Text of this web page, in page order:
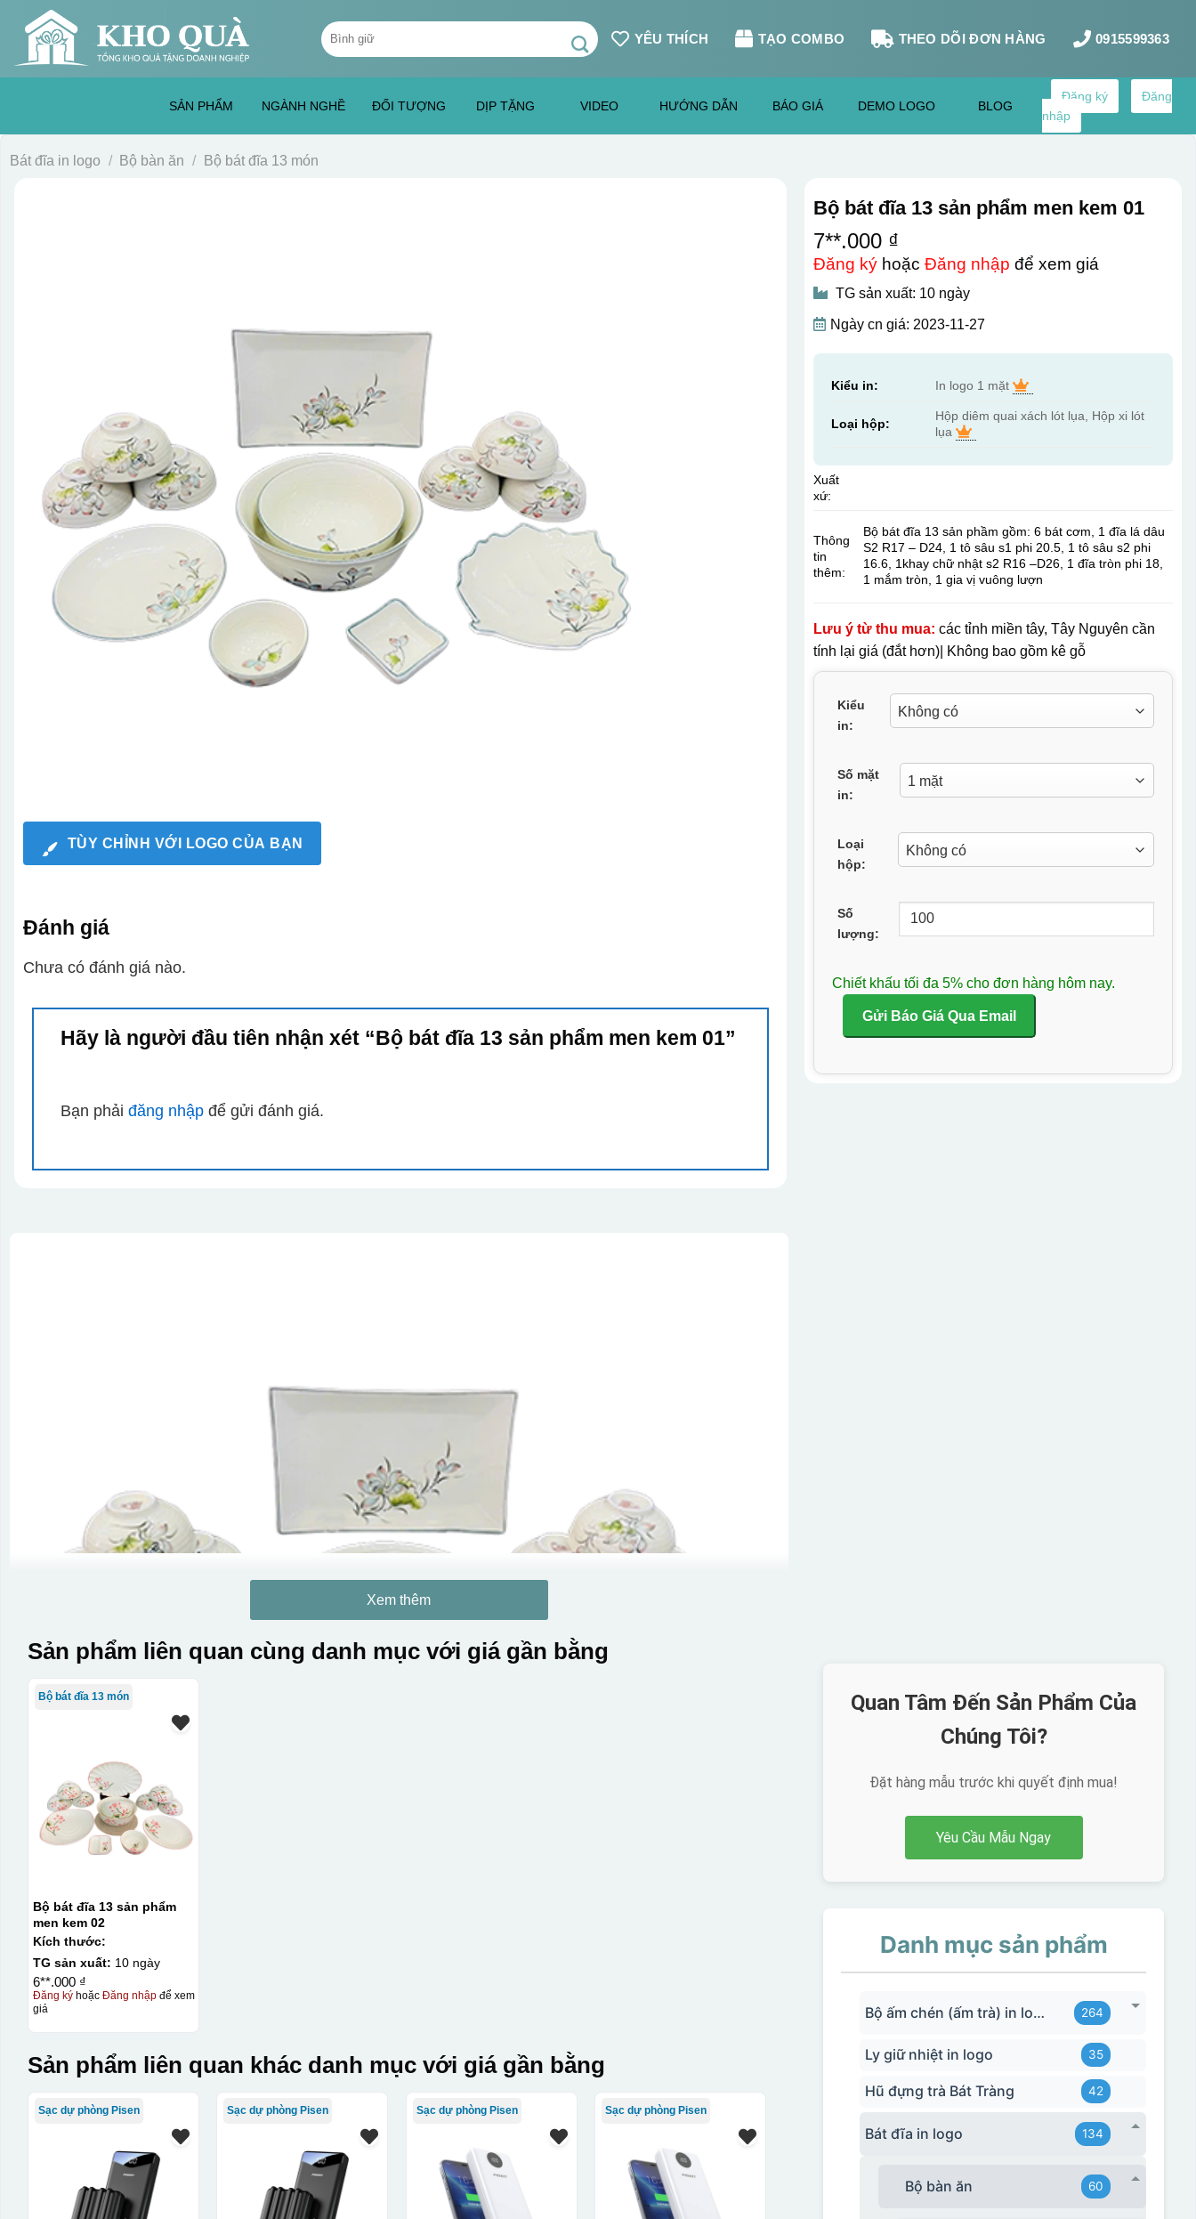
content
Tìm
kiếm:
YÊU THÍCH TẠO COMBO THEO DÕI ĐƠN HÀNG 0915599363
SẢN PHẨM NGÀNH NGHỀ ĐỐI TƯỢNG DỊP TẶNG VIDEO HƯỚNG DẪN BÁO GIÁ DEMO LOGO BLOG
Đăng ký
Đăng
nhập
Bát đĩa in logo / Bộ bàn ăn / Bộ bát đĩa 13 món
TÙY CHỈNH VỚI LOGO CỦA BẠN
Đánh giá
Chưa có đánh giá nào.
Hãy là người đầu tiên nhận xét “Bộ bát đĩa 13 sản phẩm men kem 01”
Bạn phải đăng nhậpđể gửi đánh giá.
Bộ bát đĩa 13 sản phẩm men kem 01
7**.000 ₫
Đăng kýhoặc Đăng nhập để xem giá
TG sản xuất: 10 ngày
Ngày cn giá: 2023-11-27
Kiểu in: In logo 1 mặt
Loại hộp:
Hộp diêm quai xách lót lụa, Hộp xi lót
lụa
Xuất
xứ:
Thông
tin
thêm:
Bộ bát đĩa 13 sản phầm gồm: 6 bát cơm, 1 đĩa lá dâu
S2 R17 – D24, 1 tô sâu s1 phi 20.5, 1 tô sâu s2 phi
16.6, 1khay chữ nhật s2 R16 –D26, 1 đĩa tròn phi 18,
1 mắm tròn, 1 gia vị vuông lượn
Lưu ý từ thu mua: các tỉnh miền tây, Tây Nguyên cần
tính lại giá (đắt hơn)| Không bao gồm kê gỗ
Kiểu
in:
Số mặt
in:
Loại
hộp:
Số
lượng:
Chiết khấu tối đa 5% cho đơn hàng hôm nay.
Gửi Báo Giá Qua Email
Kiểu in:
Hộp diêm quai xách lót lụa
Xem thêm
Sản phẩm liên quan cùng danh mục với giá gần bằng
Bộ bát đĩa 13 món
Bộ bát đĩa 13 sản phẩm
men kem 02
Kích thước:
TG sản xuất: 10 ngày
6**.000 ₫
Đăng kýhoặc Đăng nhậpđể xem
giá
Sản phẩm liên quan khác danh mục với giá gần bằng
Sạc dự phòng Pisen Sạc dự phòng Pisen Sạc dự phòng Pisen Sạc dự phòng Pisen
Quan Tâm Đến Sản Phẩm Của
Chúng Tôi?
Đặt hàng mẫu trước khi quyết định mua!
Yêu Cầu Mẫu Ngay
Danh mục sản phẩm
Bộ ấm chén (ấm trà) in logo 264
Ly giữ nhiệt in logo 35
Hũ đựng trà Bát Tràng 42
Bát đĩa in logo 134
Bộ bàn ăn 60